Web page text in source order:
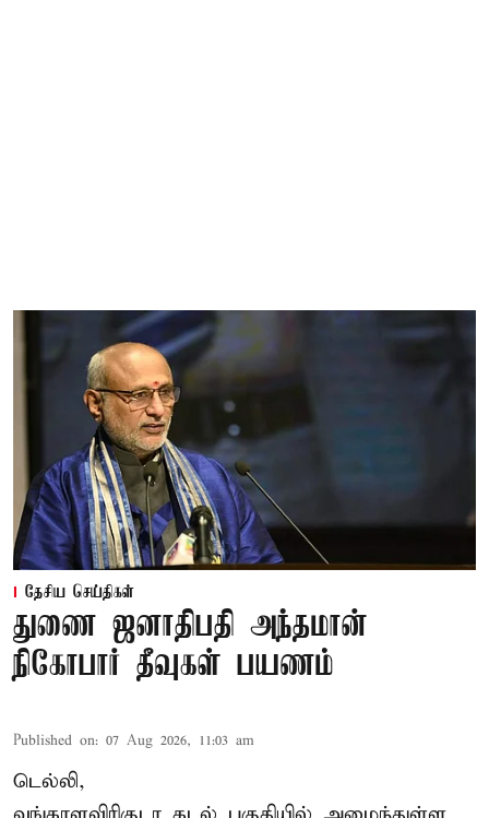
தேசிய செய்திகள்
துணை ஜனாதிபதி அந்தமான்
நிகோபார் தீவுகள் பயணம்
Published on: 07 Aug 2026, 11:03 am
டெல்லி,